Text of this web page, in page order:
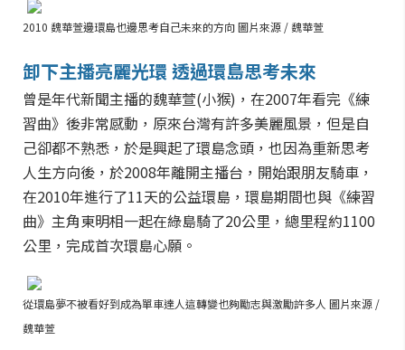
2010 魏華萱邊環島也邊思考自己未來的方向 圖片來源 / 魏華萱
卸下主播亮麗光環 透過環島思考未來
曾是年代新聞主播的魏華萱(小猴)，在2007年看完《練
習曲》後非常感動，原來台灣有許多美麗風景，但是自
己卻都不熟悉，於是興起了環島念頭，也因為重新思考
人生方向後，於2008年離開主播台，開始跟朋友騎車，
在2010年進行了11天的公益環島，環島期間也與《練習
曲》主角東明相一起在綠島騎了20公里，總里程約1100
公里，完成首次環島心願。
從環島夢不被看好到成為單車達人這轉變也夠勵志與激勵許多人 圖片來源 /
魏華萱